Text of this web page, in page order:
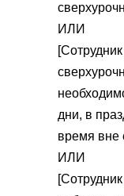
ИЛИ
дни, в
время вне
ИЛИ